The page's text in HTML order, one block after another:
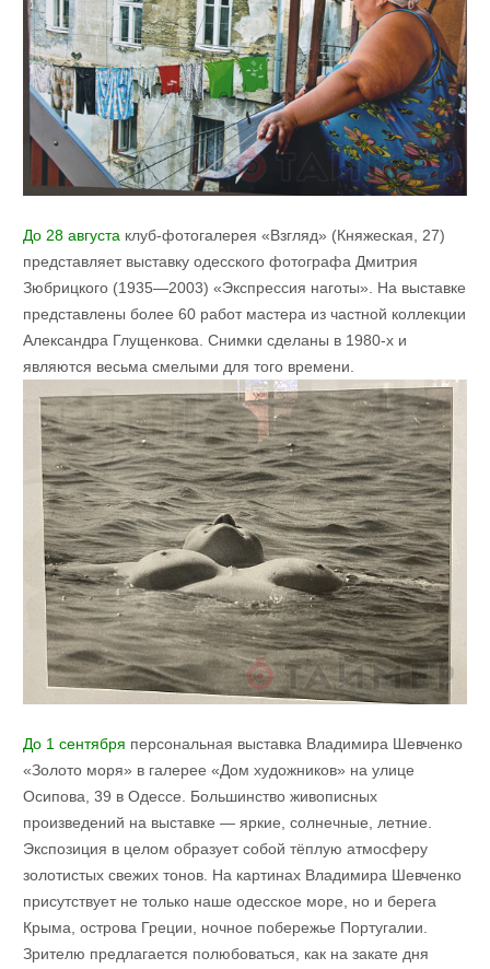
До 28 августаклуб-фотогалерея «Взгляд» (Княжеская, 27)
представляет выставку одесского фотографа Дмитрия
Зюбрицкого (1935—2003) «Экспрессия наготы». На выставке
представлены более 60 работ мастера из частной коллекции
Александра Глущенкова. Снимки сделаны в 1980-х и
являются весьма смелыми для того времени.
До 1 сентября персональная выставка Владимира Шевченко
«Золото моря» в галерее «Дом художников» на улице
Осипова, 39 в Одессе. Большинство живописных
произведений на выставке — яркие, солнечные, летние.
Экспозиция в целом образует собой тёплую атмосферу
золотистых свежих тонов. На картинах Владимира Шевченко
присутствует не только наше одесское море, но и берега
Крыма, острова Греции, ночное побережье Португалии.
Зрителю предлагается полюбоваться, как на закате дня